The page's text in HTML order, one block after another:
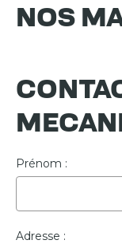
NOS
Prénom
Adresse